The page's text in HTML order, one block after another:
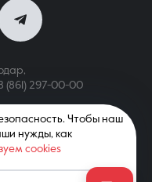
(861) 297-00-00
носит только
публичной офертой,
РФ. Все права
с сайта
Чтобы наш
нужды, как
cookies